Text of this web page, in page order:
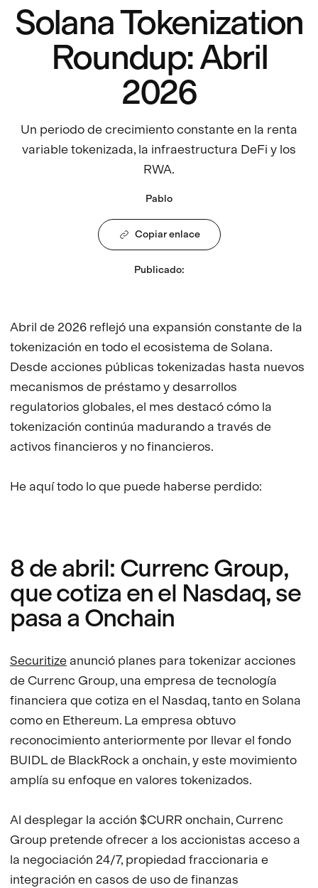
Solana Tokenization
Roundup: Abril
2026
Un periodo de crecimiento constante en la renta
variable tokenizada, la infraestructura DeFi y los
RWA.
Pablo
Copiar enlace
Publicado:
Abril de 2026 reflejó una expansión constante de la
tokenización en todo el ecosistema de Solana.
Desde acciones públicas tokenizadas hasta nuevos
mecanismos de préstamo y desarrollos
regulatorios globales, el mes destacó cómo la
tokenización continúa madurando a través de
activos financieros y no financieros.
He aquí todo lo que puede haberse perdido:
8 de abril: Currenc Group,
que cotiza en el Nasdaq, se
pasa a Onchain
Securitizeanunció planes para tokenizar acciones
de Currenc Group, una empresa de tecnología
financiera que cotiza en el Nasdaq, tanto en Solana
como en Ethereum. La empresa obtuvo
reconocimiento anteriormente por llevar el fondo
BUIDL de BlackRock a onchain, y este movimiento
amplía su enfoque en valores tokenizados.
Al desplegar la acción $CURR onchain, Currenc
Group pretende ofrecer a los accionistas acceso a
la negociación 24/7, propiedad fraccionaria e
integración en casos de uso de finanzas